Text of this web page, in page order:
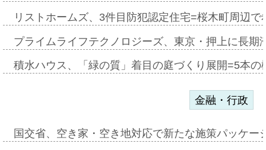
リストホームズ、3件目防犯認定住宅=桜木町周辺
プライムライフテクノロジーズ、東京・押上に長
積水ハウス、「緑の質」着目の庭づくり展開=5本
金融・行政
国交省、空き家・空き地対応で新たな施策パッケ